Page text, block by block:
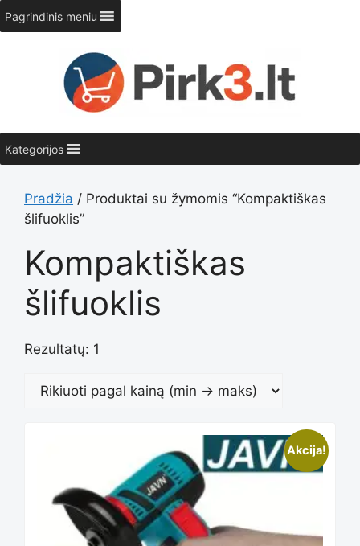
Pereiti
prie
turinio
Pagrindinis meniu
Kategorijos
Pradžia / Produktai su žymomis “Kompaktiškas
šlifuoklis”
Kompaktiškas
šlifuoklis
Rezultatų: 1
Akcija!
product